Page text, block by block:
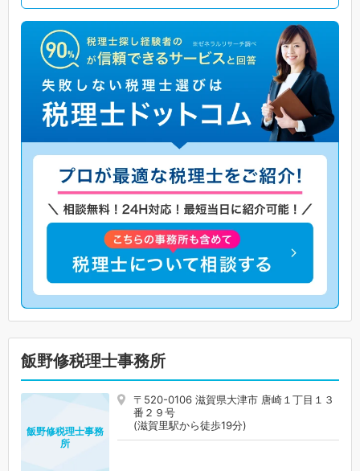
飯野修税理士事務所
〒520-0106 滋賀県大津市 唐崎１丁目１３
番２９号
(滋賀里駅から徒歩19分)
飯野修税理士事務
所